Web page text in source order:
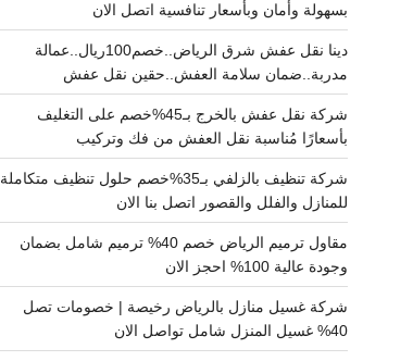
بسهولة وأمان وبأسعار تنافسية اتصل الان
دينا نقل عفش شرق الرياض..خصم100ريال..عمالة
مدربة..ضمان سلامة العفش..حقين نقل عفش
شركة نقل عفش بالخرج بـ45%خصم على التغليف
بأسعارًا مُناسبة نقل العفش من فك وتركيب
شركة تنظيف بالزلفي بـ35%خصم حلول تنظيف متكاملة
للمنازل والفلل والقصور اتصل بنا الان
مقاول ترميم الرياض خصم 40% ترميم شامل بضمان
وجودة عالية 100% احجز الان
شركة غسيل منازل بالرياض رخيصة | خصومات تصل
40% غسيل المنزل شامل تواصل الان